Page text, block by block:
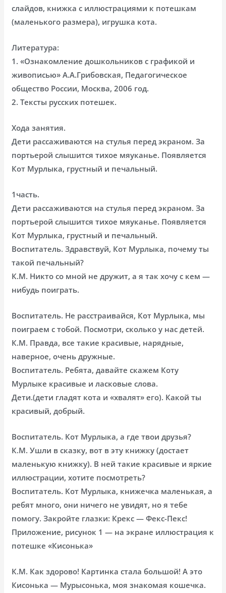
слайдов, книжка с иллюстрациями к потешкам
(маленького размера), игрушка кота.
Литература:
1. «Ознакомление дошкольников с графикой и
живописью» А.А.Грибовская, Педагогическое
общество России, Москва, 2006 год.
2. Тексты русских потешек.
Хода занятия.
Дети рассаживаются на стулья перед экраном. За
портьерой слышится тихое мяуканье. Появляется
Кот Мурлыка, грустный и печальный.
1часть.
Дети рассаживаются на стулья перед экраном. За
портьерой слышится тихое мяуканье. Появляется
Кот Мурлыка, грустный и печальный.
Воспитатель. Здравствуй, Кот Мурлыка, почему ты
такой печальный?
К.М. Никто со мной не дружит, а я так хочу с кем —
нибудь поиграть.
Воспитатель. Не расстраивайся, Кот Мурлыка, мы
поиграем с тобой. Посмотри, сколько у нас детей.
К.М. Правда, все такие красивые, нарядные,
наверное, очень дружные.
Воспитатель. Ребята, давайте скажем Коту
Мурлыке красивые и ласковые слова.
Дети.(дети гладят кота и «хвалят» его). Какой ты
красивый, добрый.
Воспитатель. Кот Мурлыка, а где твои друзья?
К.М. Ушли в сказку, вот в эту книжку (достает
маленькую книжку). В ней такие красивые и яркие
иллюстрации, хотите посмотреть?
Воспитатель. Кот Мурлыка, книжечка маленькая, а
ребят много, они ничего не увидят, но я тебе
помогу. Закройте глазки: Крекс — Фекс-Пекс!
Приложение, рисунок 1 — на экране иллюстрация к
потешке «Кисонька»
К.М. Как здорово! Картинка стала большой! А это
Кисонька — Мурысонька, моя знакомая кошечка.